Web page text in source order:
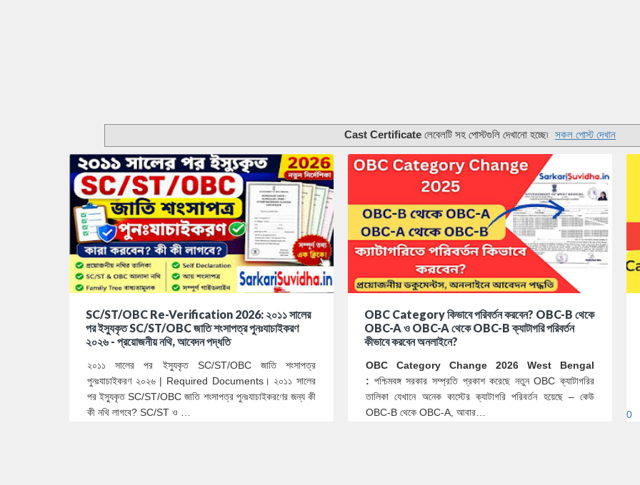
Cast Certificateলেবেলটি সহ পোস্টগুলি দেখানো হচ্ছে৷ সকল পোস্ট দেখান
SC/ST/OBC Re-Verification 2026: ২০১১ সালের
পর ইস্যুকৃত SC/ST/OBC জাতি শংসাপত্র পুনঃযাচাইকরণ
২০২৬ - প্রয়োজনীয় নথি, আবেদন পদ্ধতি
২০১১ সালের পর ইস্যুকৃত SC/ST/OBC জাতি শংসাপত্র
পুনঃযাচাইকরণ ২০২৬ | Required Documents। ২০১১ সালের
পর ইস্যুকৃত SC/ST/OBC জাতি শংসাপত্র পুনঃযাচাইকরণের জন্য কী
কী নথি লাগবে? SC/ST ও …
OBC Category কিভাবে পরিবর্তন করবেন? OBC-B থেকে
OBC-A ও OBC-A থেকে OBC-B ক্যাটাগরি পরিবর্তন
কীভাবে করবেন অনলাইনে?
OBC Category Change 2026 West Bengal
: পশ্চিমবঙ্গ সরকার সম্প্রতি প্রকাশ করেছে নতুন OBC ক্যাটাগরির
তালিকা যেখানে অনেক কাস্টের ক্যাটাগরি পরিবর্তন হয়েছে – কেউ
OBC-B থেকে OBC-A, আবার…
0